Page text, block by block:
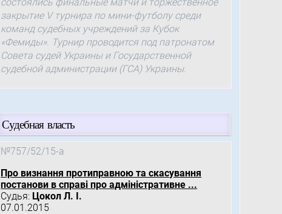
закрытие V турнира по мини-футболу среди
команд судебных учреждений за Кубок
«Фемиды». Турнир проводится под патронатом
Совета судей Украины и Государственной
судебной администрации (ГСА) Украины.
Судебная власть
№757/52/15-а
Про визнання протиправною та скасування
постанови в справі про адміністративне ...
Судья: Цокол Л. І.
07.01.2015